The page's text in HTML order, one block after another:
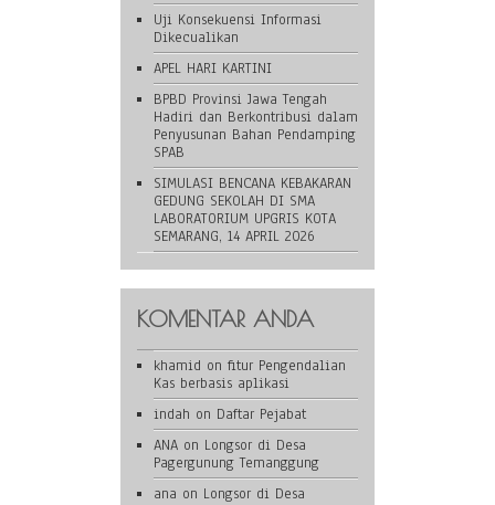
Uji Konsekuensi Informasi
Dikecualikan
APEL HARI KARTINI
BPBD Provinsi Jawa Tengah
Hadiri dan Berkontribusi dalam
Penyusunan Bahan Pendamping
SPAB
SIMULASI BENCANA KEBAKARAN
GEDUNG SEKOLAH DI SMA
LABORATORIUM UPGRIS KOTA
SEMARANG, 14 APRIL 2026
KOMENTAR ANDA
khamid on fitur Pengendalian
Kas berbasis aplikasi
indah on Daftar Pejabat
ANA on Longsor di Desa
Pagergunung Temanggung
ana on Longsor di Desa